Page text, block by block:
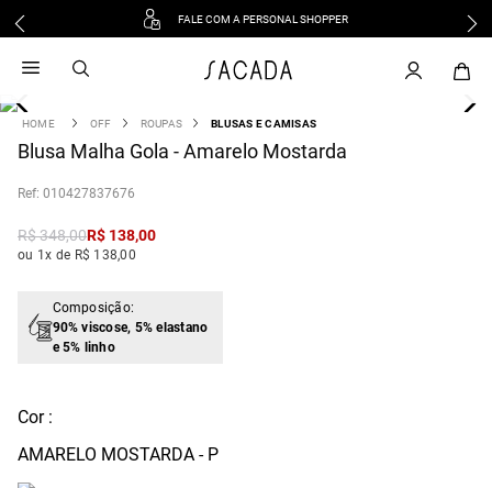
FALE COM A PERSONAL SHOPPER
OFF ROUPAS BLUSAS E CAMISAS
Blusa Malha Gola - Amarelo Mostarda
: 010427837676
R$348,00R$ 138,00
ou 1x de R$ 138,00
Composição:
90% viscose, 5% elastano
e 5% linho
Cor :
AMARELO MOSTARDA - P
vestido
3 º blusa
º tricot
º macacão
jeans
º vestido curto